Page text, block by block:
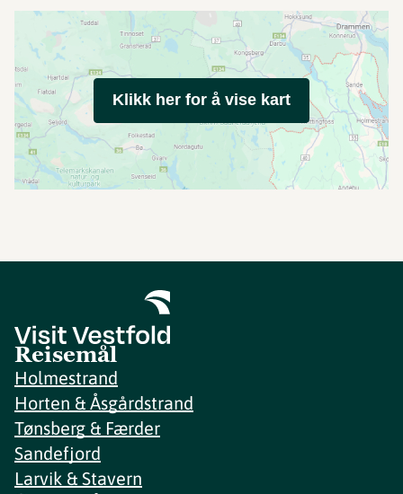
Klikk her for å vise kart
Reisemål
Holmestrand
Horten & Åsgårdstrand
Tønsberg & Færder
Sandefjord
Larvik & Stavern